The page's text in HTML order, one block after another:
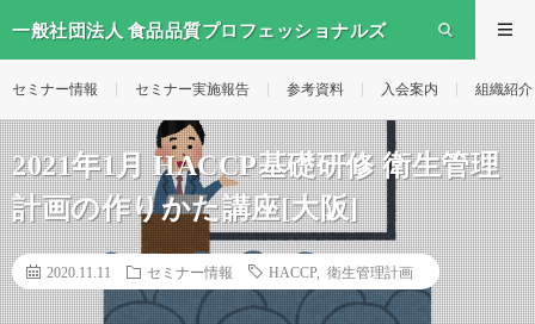
一般社団法人 食品品質プロフェッショナルズ
セミナー情報 セミナー実施報告 参考資料 入会案内 組織紹介
2021年1月 HACCP基礎研修 衛生管理
計画の作りかた講座[大阪]
2020.11.11 セミナー情報 HACCP 衛生管理計画